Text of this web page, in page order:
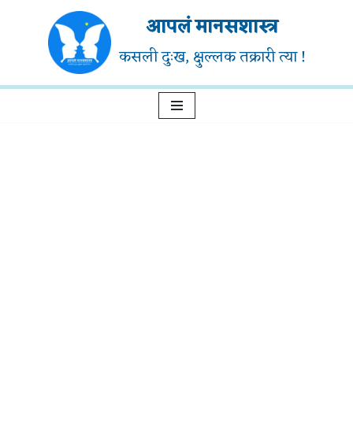
to
आपलं मानसशास्त्र
कसली दुःख, क्षुल्लक तक्रारी त्या !